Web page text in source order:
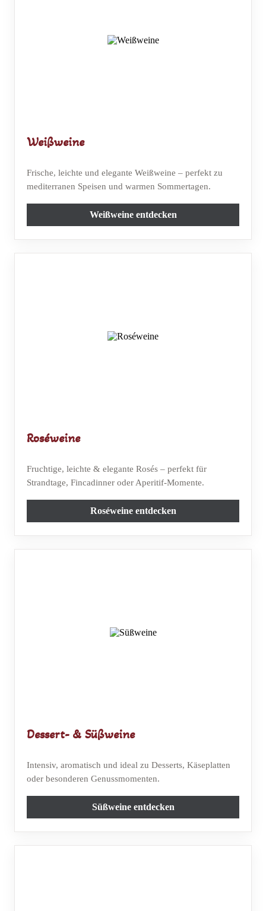
Weißweine
Frische, leichte und elegante Weißweine – perfekt zu
mediterranen Speisen und warmen Sommertagen.
Weißweine entdecken
Roséweine
Fruchtige, leichte & elegante Rosés – perfekt für
Strandtage, Fincadinner oder Aperitif-Momente.
Roséweine entdecken
Dessert- & Süßweine
Intensiv, aromatisch und ideal zu Desserts, Käseplatten
oder besonderen Genussmomenten.
Süßweine entdecken